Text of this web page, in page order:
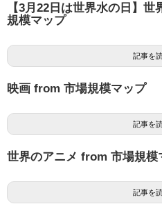
【3月22日は世界水の日】
規模マップ
記事を
映画 from 市場規模マップ
記事を
世界のアニメ from 市場規模
記事を